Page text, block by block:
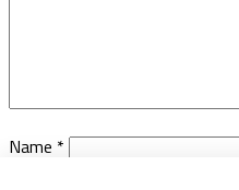
Name *